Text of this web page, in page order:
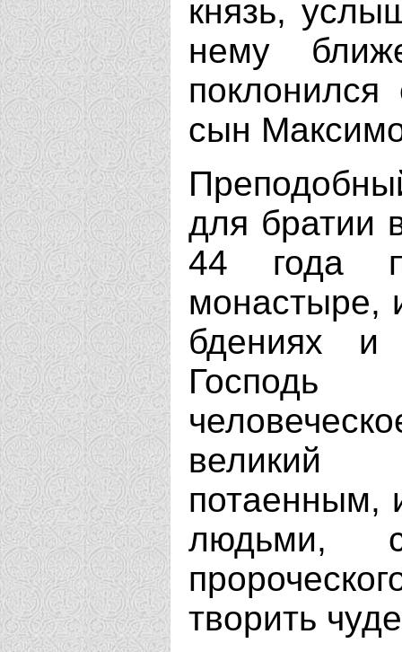
князь,
нему
сын
для братии
44 года
монастыре,
бдениях
великий
потаенным,
людьми,
творить